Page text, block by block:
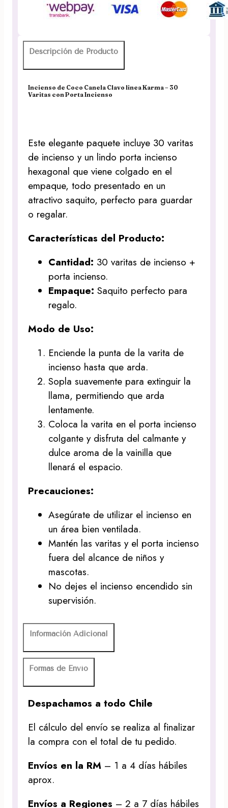
Karma
cantidad
Descripción de Producto
Incienso de Coco Canela Clavo linea Karma – 30
Varitas con Porta Incienso
Este elegante paquete incluye 30 varitas
de incienso y un lindo porta incienso
hexagonal que viene colgado en el
empaque, todo presentado en un
atractivo saquito, perfecto para guardar
o regalar.
Características del Producto:
Cantidad: 30 varitas de incienso +
porta incienso.
Empaque: Saquito perfecto para
regalo.
Modo de Uso:
Enciende la punta de la varita de
incienso hasta que arda.
Sopla suavemente para extinguir la
llama, permitiendo que arda
lentamente.
Coloca la varita en el porta incienso
colgante y disfruta del calmante y
dulce aroma de la vainilla que
llenará el espacio.
Precauciones:
Asegúrate de utilizar el incienso en
un área bien ventilada.
Mantén las varitas y el porta incienso
fuera del alcance de niños y
mascotas.
No dejes el incienso encendido sin
supervisión.
Información Adicional
Formas de Envío
Despachamos a todo Chile
El cálculo del envío se realiza al finalizar
la compra con el total de tu pedido.
Envíos en la RM – 1 a 4 días hábiles
aprox.
Envíos a Regiones – 2 a 7 días hábiles